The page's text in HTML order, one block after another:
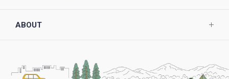
ABOUT